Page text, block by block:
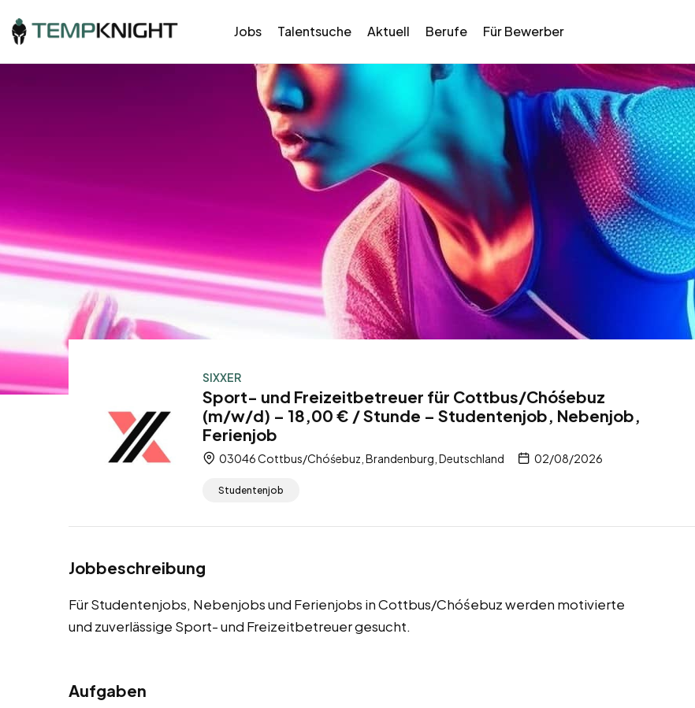
Jobs Talentsuche Aktuell Berufe Für Bewerber
SIXXER
Sport- und Freizeitbetreuer für Cottbus/Chóśebuz
(m/w/d) – 18,00 € / Stunde – Studentenjob, Nebenjob,
Ferienjob
03046 Cottbus/Chóśebuz, Brandenburg, Deutschland 02/08/2026
Studentenjob
Jobbeschreibung
Für Studentenjobs, Nebenjobs und Ferienjobs in Cottbus/Chóśebuz werden motivierte
und zuverlässige Sport- und Freizeitbetreuer gesucht.
Aufgaben